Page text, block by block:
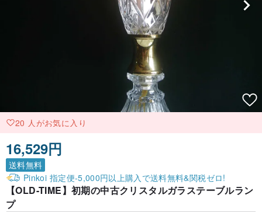
20 人がお気に入り
16,529円
送料無料
Pinkoi 指定便-5,000円以上購入で送料無料&関税ゼロ!
【OLD-TIME】初期の中古クリスタルガラステーブルラン
プ